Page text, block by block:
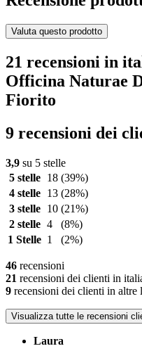
Valuta questo prodotto
21 recensioni in
Officina Naturae
Fiorito
9 recensioni dei
3,9 su 5 stelle
5 stelle
18 (39%)
4 stelle
13 (28%)
3 stelle
10 (21%)
2 stelle 4
(8%)
1 Stelle 1 (2%)
46 recensioni
21 recensioni dei clienti in
9 recensioni dei clienti in altre
Visualizza tutte le recensioni
Laura